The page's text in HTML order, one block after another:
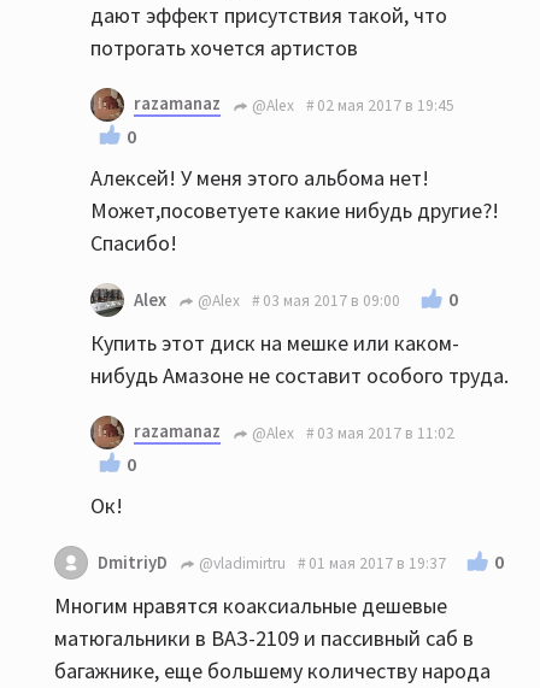
дают эффект присутствия такой, что
потрогать хочется артистов
razamanaz @Alex 02 мая 2017 в 19:45
0
Алексей! У меня этого альбома нет!
Может,посоветуете какие нибудь другие?!
Спасибо!
Alex @Alex 03 мая 2017 в 09:00 0
Купить этот диск на мешке или каком-
нибудь Амазоне не составит особого труда.
razamanaz @Alex 03 мая 2017 в 11:02
0
Ок!
DmitriyD @vladimirtru 01 мая 2017 в 19:37 0
Многим нравятся коаксиальные дешевые
матюгальники в ВАЗ-2109 и пассивный саб в
багажнике, еще большему количеству народа